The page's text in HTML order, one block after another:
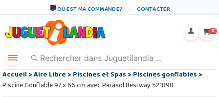
OÙ EST MA COMMANDE? CONTACTER
0
Accueil>Aire Libre>Piscines et Spas>Piscines gonflables>
Piscine Gonflable 97 x 66 cm avec Parasol Bestway 52189B